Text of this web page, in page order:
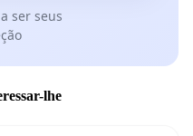
ser seus
lhe